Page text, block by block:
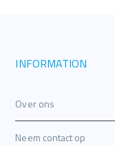
INFORMATION
Over ons
Neem contact op